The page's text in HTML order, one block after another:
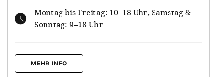
Montag bis Freitag: 10–18 Uhr, Samstag &
Sonntag: 9–18 Uhr
MEHR INFO